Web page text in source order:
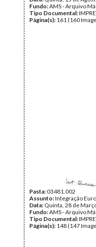
Fundo:AMS - Arquivo
Tipo Documental:
Página(s): 161 (160
Pasta:03481.002
Assunto:Integração
Data: Quinta, 28 de
Fundo:AMS - Arquivo
Tipo Documental:
Página(s): 148 (147